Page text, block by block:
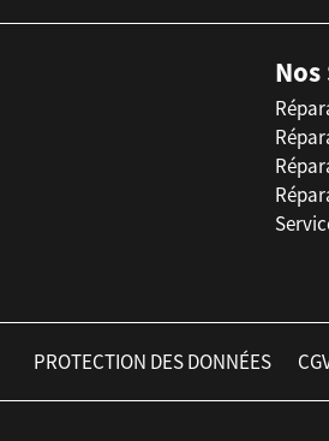
Nos
PROTECTION DES DONNÉES